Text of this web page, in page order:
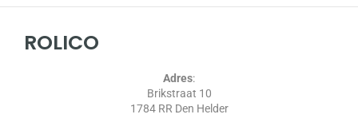
ROLICO
Adres:
Brikstraat 10
1784 RR Den Helder